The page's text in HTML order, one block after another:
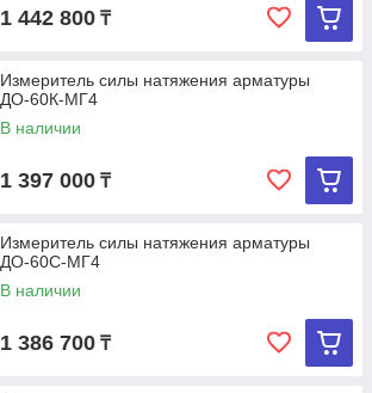
1 442 800 ₸
Измеритель силы натяжения арматуры
ДО-60К-МГ4
В наличии
1 397 000 ₸
Измеритель силы натяжения арматуры
ДО-60С-МГ4
В наличии
1 386 700 ₸